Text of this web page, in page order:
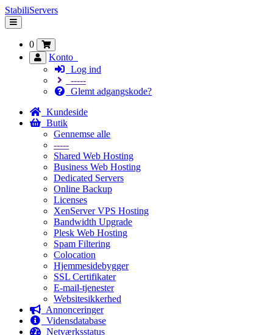
StabiliServers
Skift
navigation
0
Konto
Log ind
-----
Glemt adgangskode?
Kundeside
Butik
Gennemse alle
-----
Shared Web Hosting
Business Web Hosting
Dedicated Servers
Online Backup
Licenses
XenServer VPS Hosting
Bandwidth Upgrade
Plesk Web Hosting
Spam Filtering
Colocation
Hjemmesidebygger
SSL Certifikater
E-mail-tjenester
Websitesikkerhed
Annonceringer
Vidensdatabase
Netværksstatus